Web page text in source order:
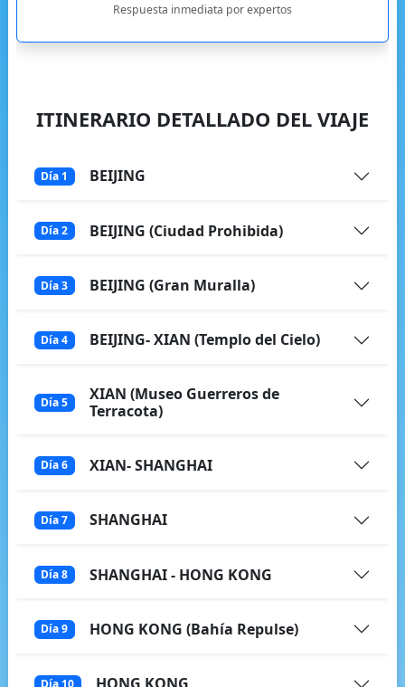
Respuesta inmediata por expertos
ITINERARIO DETALLADO DEL VIAJE
Día 1 BEIJING
Día 2 BEIJING (Ciudad Prohibida)
Día 3 BEIJING (Gran Muralla)
Día 4 BEIJING- XIAN (Templo del Cielo)
Día 5
XIAN (Museo Guerreros de
Terracota)
Día 6 XIAN- SHANGHAI
Día 7 SHANGHAI
Día 8 SHANGHAI - HONG KONG
Día 9 HONG KONG (Bahía Repulse)
Día 10